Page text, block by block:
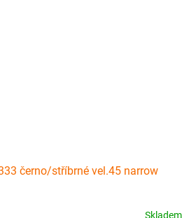
černo/stříbrné vel.45 narrow
Skladem